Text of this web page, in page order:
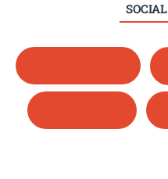
SOCIAL